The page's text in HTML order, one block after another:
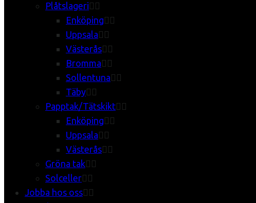
Plåtslageri
Enköping
Uppsala
Västerås
Bromma
Sollentuna
Täby
Papptak/Tätskikt
Enköping
Uppsala
Västerås
Gröna tak
Solceller
Jobba hos oss